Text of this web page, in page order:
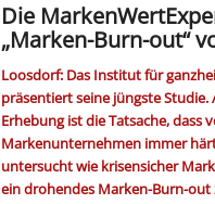
Die
„Marken-Burn-out“
Loosdorf: Das Institut für
präsentiert seine jüngste
Erhebung ist die Tatsache,
Markenunternehmen immer
untersucht wie krisensicher
ein drohendes Marken-Burn-out